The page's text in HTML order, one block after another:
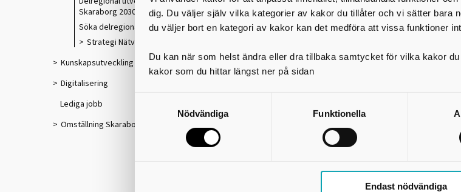
dig. Du väljer själv vilka kategorier av kakor du tillåter och vi sätter bara
du väljer bort en kategori av kakor kan det medföra att vissa funktioner
Du kan när som helst ändra eller dra tillbaka samtycket för vilka kakor
kakor som du hittar längst ner på sidan
Nödvändiga Funktionella
Endast nödvändiga
Skaraborg 2030
Söka delregionala utvecklingsmedel
Strategi Nätverksstaden Skaraborg
Kunskapsutveckling
Digitalisering
Lediga jobb
Omställning Skaraborg
Näringsliv
Förbundet ska i nära samverkan med
för en expanderande arbetsmarknad genom fler
konkurrenskraftigt näringsliv. Ett genomgripande
olika parter när det gäller effektiv samverkan, tydlig
förväntat resultat.
Arbetet ska synliggöras genom en aktiv profilering
Särskilt fokus ska läggas inom följande prioriterade